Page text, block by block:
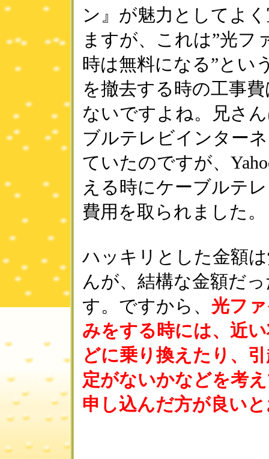
ン』が魅力としてよ
ますが、これは”光フ
時は無料になる”とい
を撤去する時の工事
ないですよね。兄さ
ブルテレビインター
ていたのですが、
える時にケーブルテ
費用を取られました。
ハッキリとした金額
んが、結構な金額だ
す。ですから、 光フ
みをする時には、近
どに乗り換えたり、
定がないかなどを考
申し込んだ方が良い